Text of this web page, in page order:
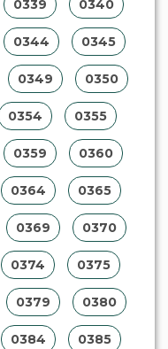
0339 0340
0344 0345
0349 0350
0354 0355
0359 0360
0364 0365
0369 0370
0374 0375
0379 0380
0384 0385